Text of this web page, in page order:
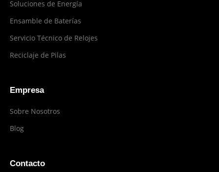
Soluciones de Energía
Ensamble de Baterías
Servicio Técnico de Relojes
Reciclaje de Pilas
Empresa
Sobre Nosotros
Blog
Contacto